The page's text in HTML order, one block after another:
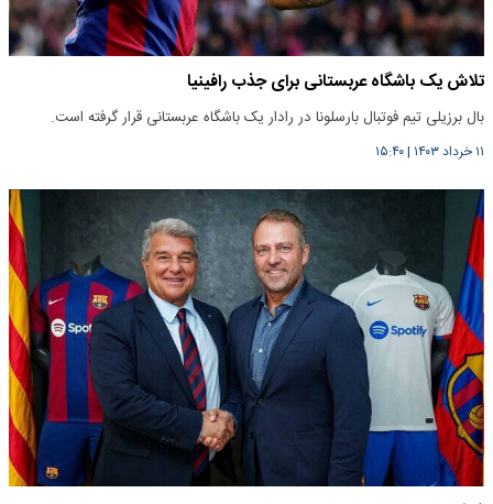
تلاش یک باشگاه عربستانی برای جذب رافینیا
بال برزیلی تیم فوتبال بارسلونا در رادار یک باشگاه عربستانی قرار گرفته است.
۱۱ خرداد ۱۴۰۳ |۱۵:۴۰